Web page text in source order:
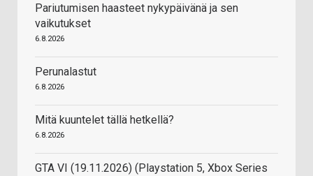
Pariutumisen haasteet nykypäivänä ja sen
vaikutukset
6.8.2026
Perunalastut
6.8.2026
Mitä kuuntelet tällä hetkellä?
6.8.2026
GTA VI (19.11.2026) (Playstation 5, Xbox Series